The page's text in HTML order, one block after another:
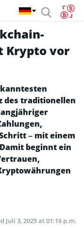
Krypto vor
des traditionellen
– mit einem
beginnt ein
Juli 3, 2025 at 01:16 p.m.